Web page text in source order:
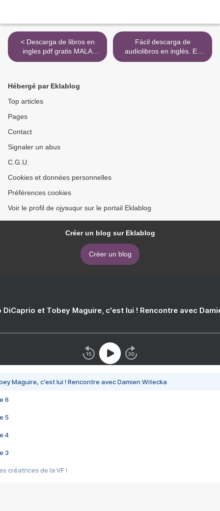
< Descarga de libros en
ingles pdf gratis MALA
(TRILOGIA LOCA MALA
Fácil descarga de
audiolibros en inglés. EL
CLUB DE LA ÉLITE (SAGA
Hébergé par Eklablog
Top articles
Pages
Contact
Signaler un abus
C.G.U.
Cookies et données personnelles
Préférences cookies
Voir le profil de ojysuqur sur le portail Eklablog
Créer un blog sur Eklablog
Créer un blog
DiCaprio et Tobey Maguire, c'est lui ! Rencontre avec
Maguire, c'est lui ! Rencontre avec Damien Witecka
6
5
4
3
créatrices de la VF !